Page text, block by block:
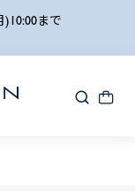
)10:00まで